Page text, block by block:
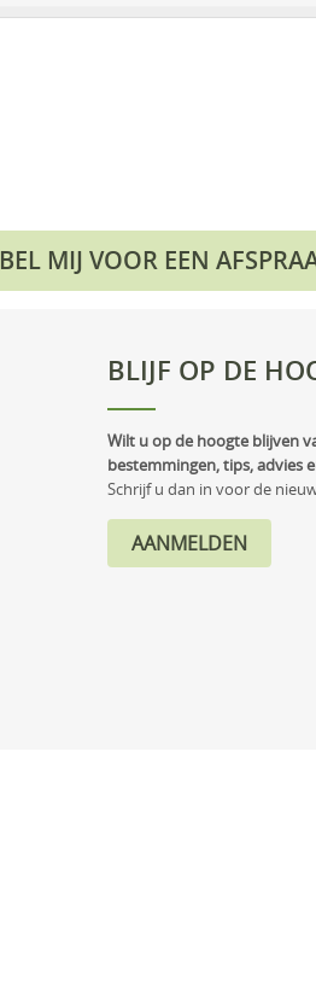
BEL MIJ VOOR EEN
BLIJF OP DE
Wilt u op de hoogte blijven
bestemmingen, tips, advies
Schrijf u dan in voor de